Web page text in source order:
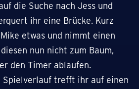
die Suche nach Jess und
ihr eine Brücke. Kurz
etwas und nimmt einen
nun nicht zum Baum,
den Timer ablaufen.
Spielverlauf trefft ihr auf einen